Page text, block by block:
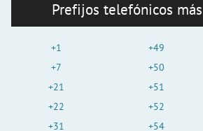
Prefijos telefónicos
+1
+7
+21
+22
+31
+49
+50
+51
+52
+54